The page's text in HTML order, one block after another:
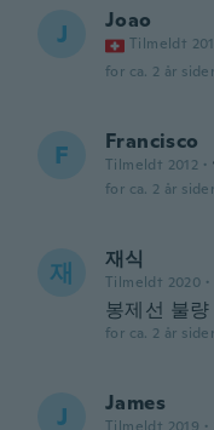
J Joao
Tilmeldt
for ca. 2 år
F Francisco
Tilmeldt 2012 ·
for ca. 2 år
재 재식
Tilmeldt 2020 ·
봉제선 불량
for ca. 2 år
J James